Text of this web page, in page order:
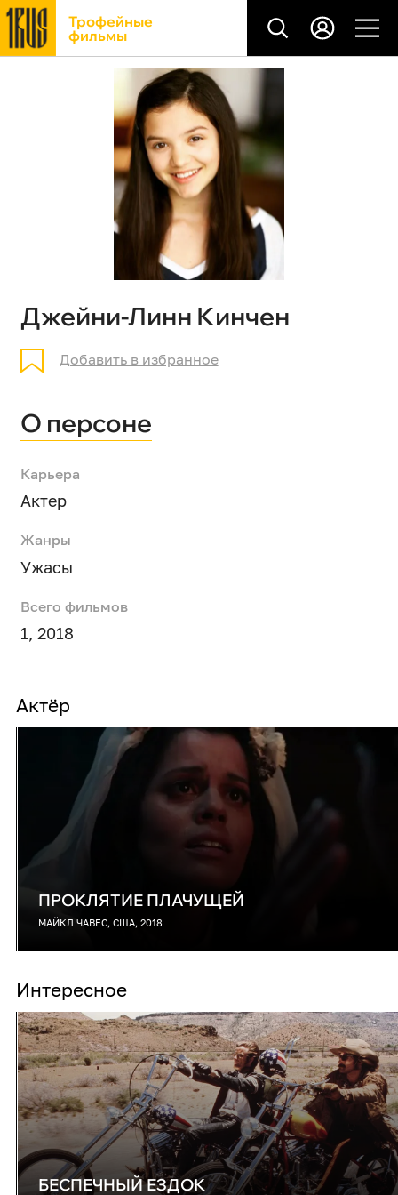
Трофейные
фильмы
Джейни-Линн Кинчен
Добавить в избранное
О персоне
Карьера
Актер
Жанры
Ужасы
Всего фильмов
1, 2018
Актёр
ПРОКЛЯТИЕ ПЛАЧУЩЕЙ
МАЙКЛ ЧАВЕС, США, 2018
Интересное
БЕСПЕЧНЫЙ ЕЗДОК